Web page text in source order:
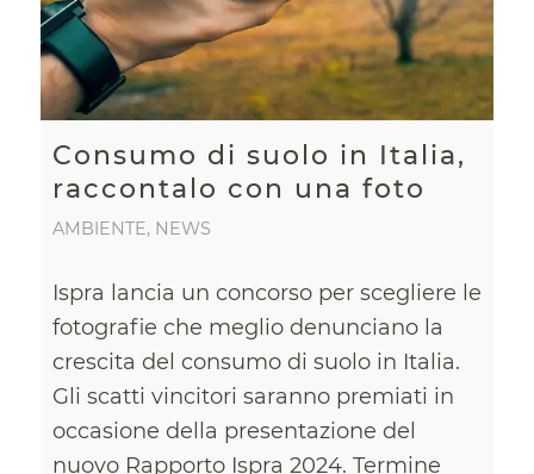
Consumo di suolo in Italia,
raccontalo con una foto
AMBIENTE, NEWS
Ispra lancia un concorso per scegliere le
fotografie che meglio denunciano la
crescita del consumo di suolo in Italia.
Gli scatti vincitori saranno premiati in
occasione della presentazione del
nuovo Rapporto Ispra 2024. Termine